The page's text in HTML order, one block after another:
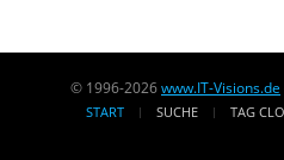
© 1996-2026www.IT-Visions.de
START SUCHE TAG